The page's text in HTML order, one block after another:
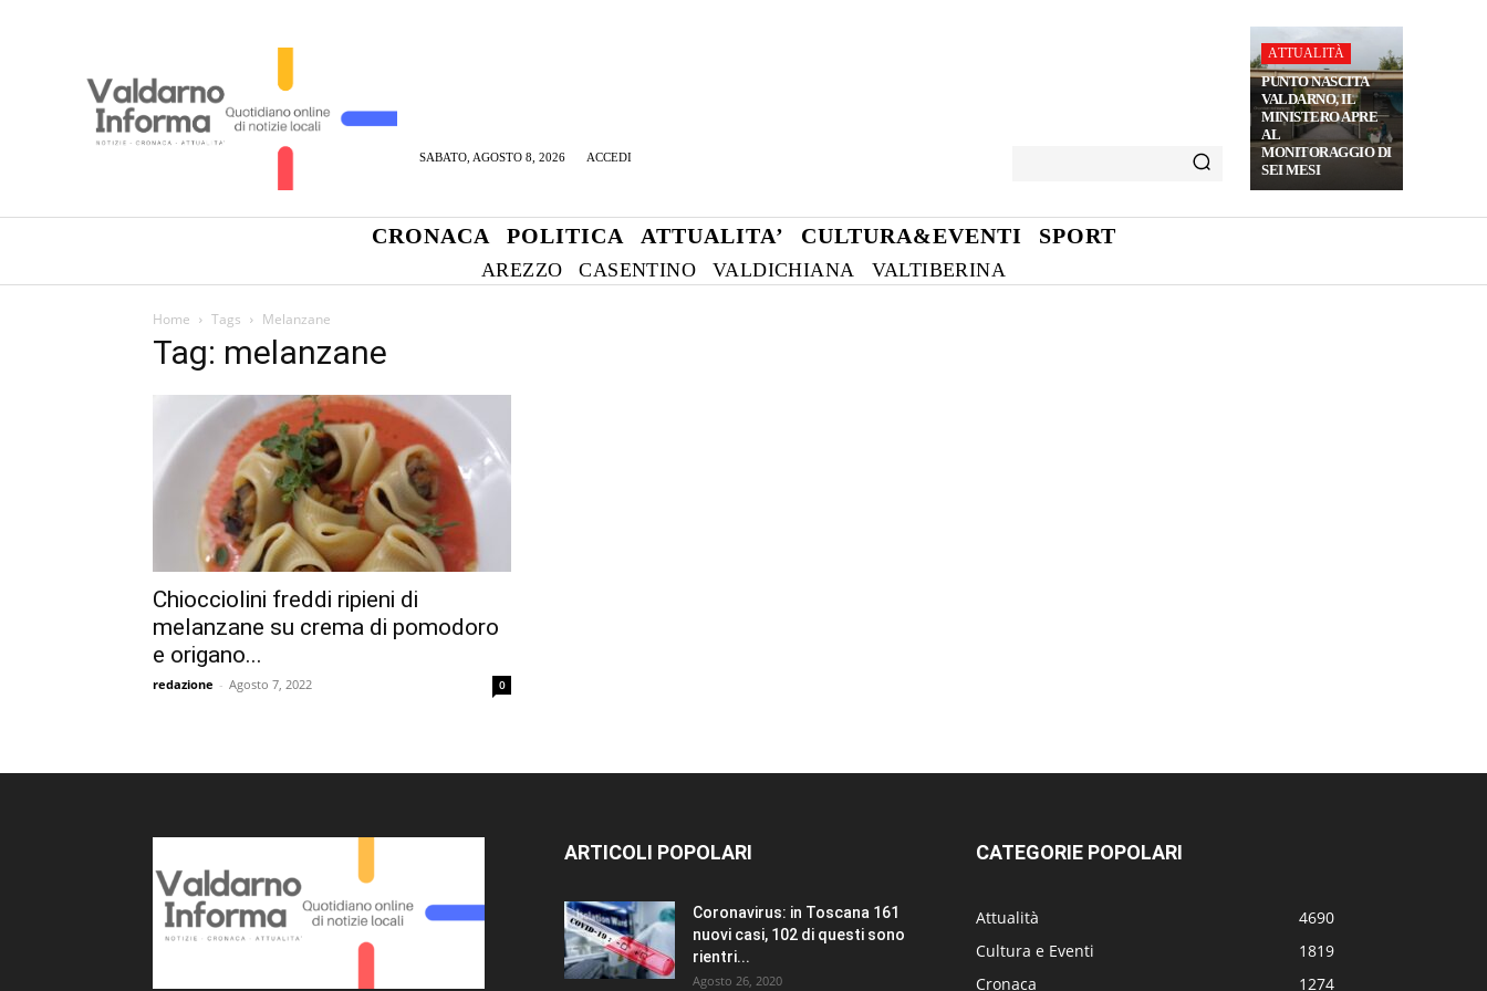
SABATO, AGOSTO 8, 2026 ACCEDI
ATTUALITÀ
PUNTO NASCITA
VALDARNO, IL
MINISTERO APRE
AL
MONITORAGGIO DI
SEI MESI
CRONACA POLITICA ATTUALITA’ CULTURA&EVENTI SPORT
AREZZO CASENTINO VALDICHIANA VALTIBERINA
Home Tags Melanzane
Tag: melanzane
Chiocciolini freddi ripieni di
melanzane su crema di pomodoro
e origano...
redazione - Agosto 7, 2022 0
ARTICOLI POPOLARI
Coronavirus: in Toscana 161
nuovi casi, 102 di questi sono
rientri...
Agosto 26, 2020
CATEGORIE POPOLARI
Attualità
4690
Cultura e Eventi
1819
Cronaca
1274